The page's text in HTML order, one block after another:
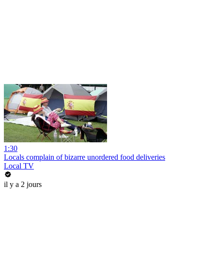
1:30
Locals complain of bizarre unordered food deliveries
Local TV
il y a 2 jours